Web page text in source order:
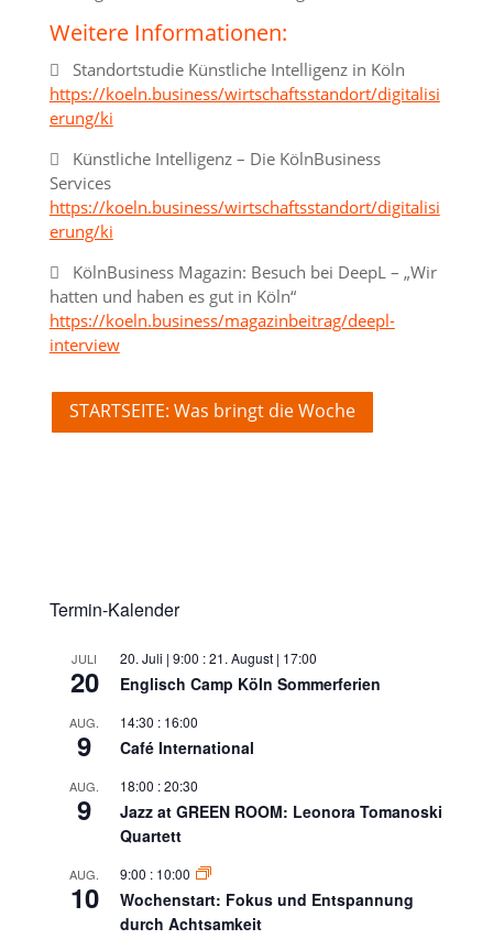
Weitere Informationen:
 Standortstudie Künstliche Intelligenz in Köln
https://koeln.business/wirtschaftsstandort/digitalisi
erung/ki
 Künstliche Intelligenz – Die KölnBusiness
Services
https://koeln.business/wirtschaftsstandort/digitalisi
erung/ki
 KölnBusiness Magazin: Besuch bei DeepL – „Wir
hatten und haben es gut in Köln“
https://koeln.business/magazinbeitrag/deepl-
interview
STARTSEITE: Was bringt die Woche
Termin-Kalender
JULI
20
20. Juli | 9:00 :21. August | 17:00
Englisch Camp Köln Sommerferien
AUG.
9
14:30 : 16:00
Café International
AUG.
9
18:00 :20:30
Jazz at GREEN ROOM: Leonora Tomanoski
Quartett
AUG.
10
9:00 : 10:00
Wochenstart: Fokus und Entspannung
durch Achtsamkeit